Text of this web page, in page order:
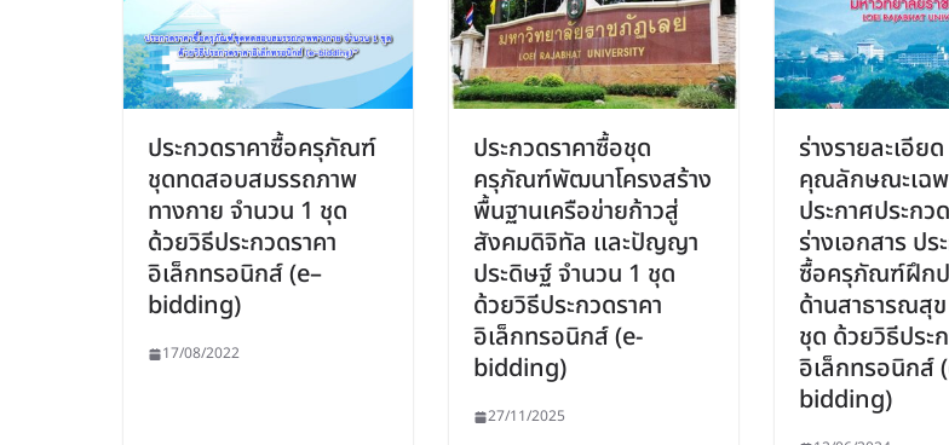
ประกวดราคาซื้อครุภัณฑ์
ชุดทดสอบสมรรถภาพ
ทางกาย จำนวน 1 ชุด
ด้วยวิธีประกวดราคา
อิเล็กทรอนิกส์ (e–
bidding)
17/08/2022
ประกวดราคาซื้อชุด
ครุภัณฑ์พัฒนาโครงสร้าง
พื้นฐานเครือข่ายก้าวสู่
สังคมดิจิทัล เเละปัญญา
ประดิษฐ์ จํานวน 1 ชุด
ด้วยวิธีประกวดราคา
อิเล็กทรอนิกส์ (e-
bidding)
27/11/2025
ร่างรายละเอียด
คุณลักษณะเฉพ
ประกาศประกว
ร่างเอกสาร ปร
ซื้อครุภัณฑ์ฝึก
ด้านสาธารณสุ
ชุด ด้วยวิธีประ
อิเล็กทรอนิกส์
bidding)